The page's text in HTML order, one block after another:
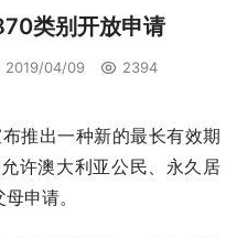
类别开放申请
2019/04/09 2394
推出一种新的最长有效期
许澳大利亚公民、永久居
申请。